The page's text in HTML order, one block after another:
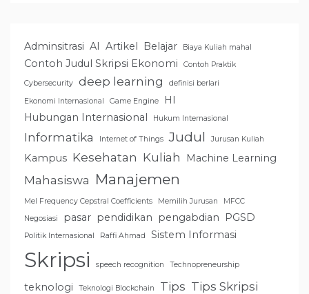
Adminsitrasi AI Artikel Belajar Biaya Kuliah mahal
Contoh Judul Skripsi Ekonomi Contoh Praktik
Cybersecurity deep learning
definisi berlari
Ekonomi Internasional
Game Engine
HI
Hubungan Internasional
Hukum Internasional
Informatika Internet of Things Judul Jurusan Kuliah
Kampus Kesehatan Kuliah Machine Learning
Mahasiswa Manajemen
Mel Frequency Cepstral Coefficients Memilih Jurusan
MFCC
Negosiasi
pasar pendidikan pengabdian PGSD
Politik Internasional Raffi Ahmad Sistem Informasi
Skripsi speech recognition Technopreneurship
teknologi Teknologi Blockchain Tips Tips Skripsi